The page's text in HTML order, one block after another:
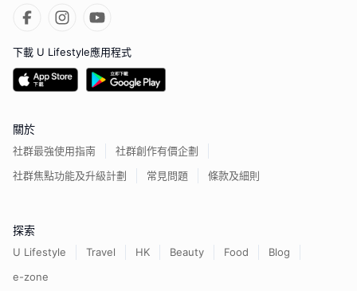
下載 U Lifestyle應用程式
關於
社群最強使用指南
社群創作有價企劃
社群焦點功能及升級計劃
常見問題 條款及細則
探索
U Lifestyle Travel HK Beauty Food
Blog
e-zone